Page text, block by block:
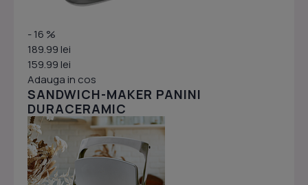
- 16 %
189.99 lei
159.99 lei
Adauga in cos
SANDWICH-MAKER PANINI
DURACERAMIC